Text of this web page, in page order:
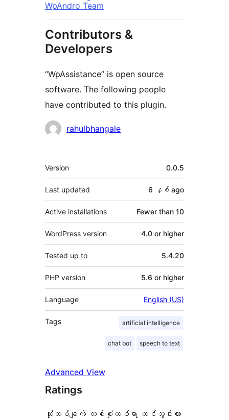
WpAndro Team
Contributors &
Developers
“WpAssistance” is open source
software. The following people
have contributed to this plugin.
Contributors
rahulbhangale
Meta
Version 0.0.5
Last updated 6 နှစ် ago
Active installations Fewer than 10
WordPress version 4.0 or higher
Tested up to 5.4.20
PHP version 5.6 or higher
Language English (US)
Tags artificial intelligence
chat bot speech to text
Advanced View
Ratings
သုံးသပ်ချက် တစ်စုံတစ်ရာ တင်သွင်းထား